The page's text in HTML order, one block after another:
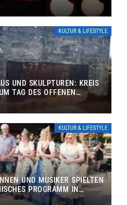
KULTUR & LIFESTYLE
UND SKULPTUREN: KREIS
TAG DES OFFENEN
KULTUR & LIFESTYLE
UND MUSIKER SPIELTEN
PROGRAMM IN